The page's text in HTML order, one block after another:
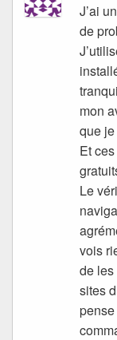
J’ai
de
mon
que
Et
Le
vois
de
sites